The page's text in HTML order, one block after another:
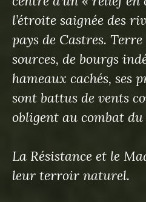
l’étroite saignée des
pays de Castres.
sources, de bourgs
hameaux cachés, ses
sont battus de vents
obligent au combat du
La Résistance et le
leur terroir naturel.